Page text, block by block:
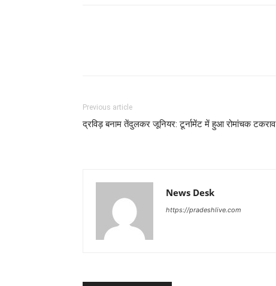
Previous article
द्रविड़ बनाम तेंदुलकर जूनियर: टूर्नामेंट में हुआ रोमांचक टकराव
News Desk
https://pradeshlive.com